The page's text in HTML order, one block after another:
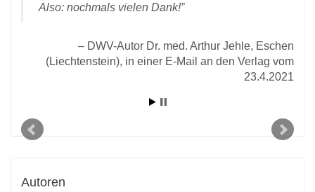
Also: nochmals vielen Dank!
DWV-Autor Dr. med. Arthur Jehle, Eschen
(Liechtenstein), in einer E-Mail an den Verlag vom
23.4.2021
Autoren